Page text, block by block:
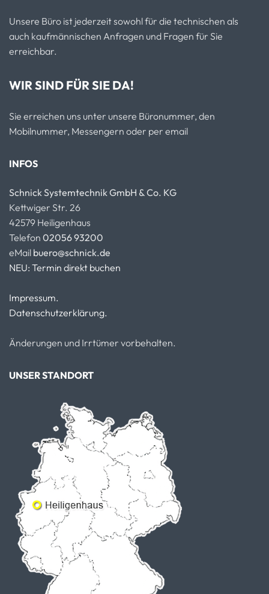
Unsere Büro ist jederzeit sowohl für die technischen als
auch kaufmännischen Anfragen und Fragen für Sie
erreichbar.
WIR SIND FÜR SIE DA!
Sie erreichen uns unter unsere Büronummer, den
Mobilnummer, Messengern oder per email
INFOS
Schnick Systemtechnik GmbH & Co. KG
Kettwiger Str. 26
42579 Heiligenhaus
Telefon 02056 93200
eMail buero@schnick.de
NEU: Termin direkt buchen
Impressum.
Datenschutzerklärung.
Änderungen und Irrtümer vorbehalten.
UNSER STANDORT